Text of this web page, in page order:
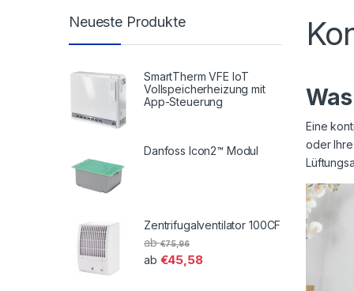
Eine
oder
Neueste Produkte
SmartTherm VFE IoT
Vollspeicherheizung mit
App-Steuerung
Danfoss Icon2™ Modul
Zentrifugalventilator 100CF
ab€75,96
ab €45,58